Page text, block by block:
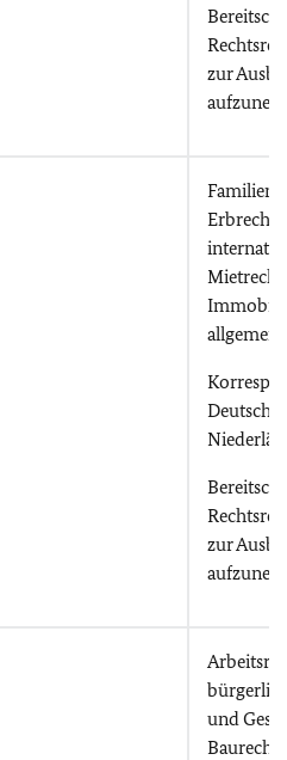
zur
Erbrecht,
Mietrecht,
Deutsch,
zur
und
Baurecht,